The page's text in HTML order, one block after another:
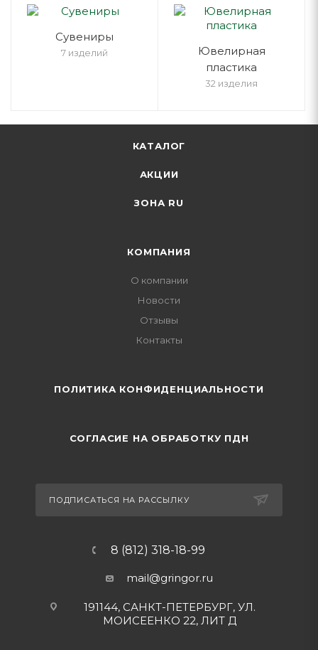
Cувениры
7 изделий
Ювелирная
пластика
32 изделия
КАТАЛОГ
АКЦИИ
ЗОНА RU
КОМПАНИЯ
О компании
Новости
Отзывы
Контакты
ПОЛИТИКА КОНФИДЕНЦИАЛЬНОСТИ
СОГЛАСИЕ НА ОБРАБОТКУ ПДН
ПОДПИСАТЬСЯ НА РАССЫЛКУ
8 (812) 318-18-99
mail@gringor.ru
191144, САНКТ-ПЕТЕРБУРГ, УЛ.
МОИСЕЕНКО 22, ЛИТ Д